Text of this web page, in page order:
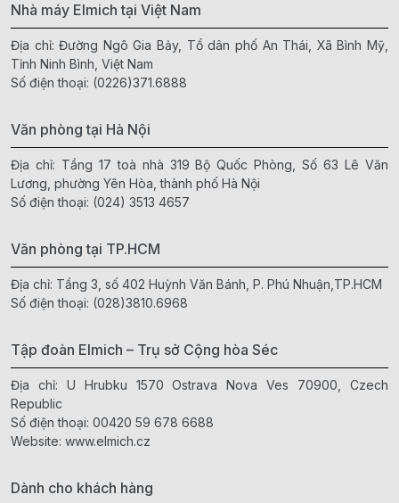
Nhà máy Elmich tại Việt Nam
Địa chỉ: Đường Ngô Gia Bảy, Tổ dân phố An Thái, Xã Bình Mỹ,
Tỉnh Ninh Bình, Việt Nam
Số điện thoại: (0226)371.6888
Văn phòng tại Hà Nội
Địa chỉ: Tầng 17 toà nhà 319 Bộ Quốc Phòng, Số 63 Lê Văn
Lương, phường Yên Hòa, thành phố Hà Nội
Số điện thoại: (024) 3513 4657
Văn phòng tại TP.HCM
Địa chỉ: Tầng 3, số 402 Huỳnh Văn Bánh, P. Phú Nhuận,TP.HCM
Số điện thoại: (028)3810.6968
Tập đoàn Elmich – Trụ sở Cộng hòa Séc
Địa chỉ: U Hrubku 1570 Ostrava Nova Ves 70900, Czech
Republic
Số điện thoại: 00420 59 678 6688
Website: www.elmich.cz
Dành cho khách hàng